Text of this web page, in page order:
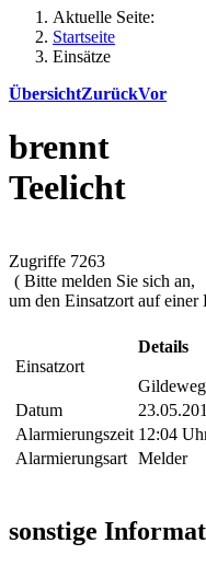
Aktuelle Seite:
Startseite
Einsätze
ÜbersichtZurückVor
brennt
Teelicht
Zugriffe 7263
( Bitte melden Sie sich an,
um den Einsatzort auf einer
Einsatzort
Details
Gildeweg
Datum
Alarmierungszeit 12:04
Alarmierungsart Melder
sonstige